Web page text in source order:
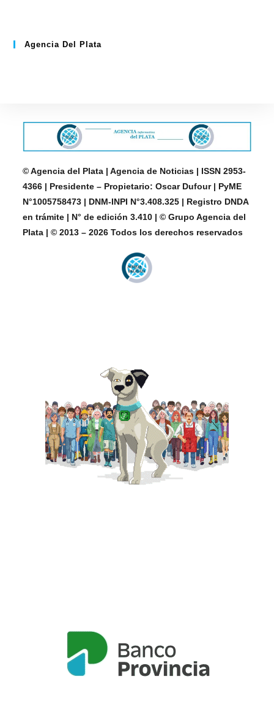
Agencia Del Plata
© Agencia del Plata | Agencia de Noticias | ISSN 2953-
4366 | Presidente – Propietario: Oscar Dufour | PyME
N°1005758473 | DNM-INPI N°3.408.325 | Registro DNDA
en trámite | N° de edición 3.410 | © Grupo Agencia del
Plata | © 2013 – 2026 Todos los derechos reservados